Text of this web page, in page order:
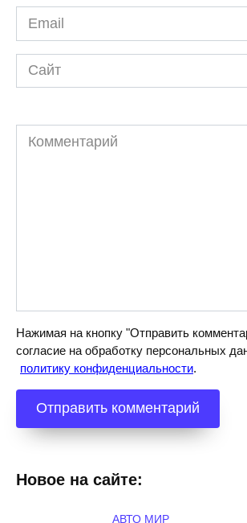
Email
*
Сайт
Комментарий
Нажимая на кнопку "Отправить
согласие на обработку персональных
политику конфиденциальности.
Новое на сайте:
АВТО МИР